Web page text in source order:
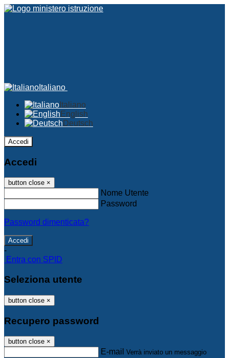
Italiano
Italiano
English
Deutsch
Accedi
Accedi
button close ×
Nome Utente
Password
Password dimenticata?
-
Entra con SPID
Seleziona utente
button close ×
Recupero password
button close ×
E-mail Verrà inviato un messaggio